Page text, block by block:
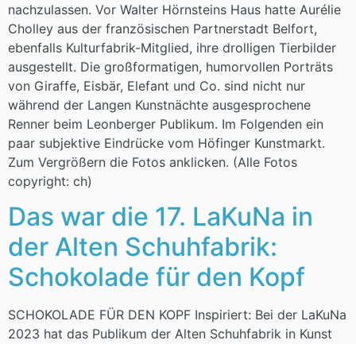
nachzulassen. Vor Walter Hörnsteins Haus hatte Aurélie
Cholley aus der französischen Partnerstadt Belfort,
ebenfalls Kulturfabrik-Mitglied, ihre drolligen Tierbilder
ausgestellt. Die großformatigen, humorvollen Porträts
von Giraffe, Eisbär, Elefant und Co. sind nicht nur
während der Langen Kunstnächte ausgesprochene
Renner beim Leonberger Publikum. Im Folgenden ein
paar subjektive Eindrücke vom Höfinger Kunstmarkt.
Zum Vergrößern die Fotos anklicken. (Alle Fotos
copyright: ch)
Das war die 17. LaKuNa in
der Alten Schuhfabrik:
Schokolade für den Kopf
SCHOKOLADE FÜR DEN KOPF Inspiriert: Bei der LaKuNa
2023 hat das Publikum der Alten Schuhfabrik in Kunst